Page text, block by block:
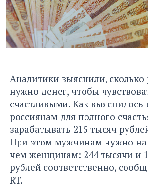
Аналитики выяснили, сколько
нужно денег, чтобы
счастливыми. Как выяснилось
россиянам для полного
зарабатывать 215 тысяч
При этом мужчинам нужно на
чем женщинам: 244 тысячи и
рублей соответственно,
RT.